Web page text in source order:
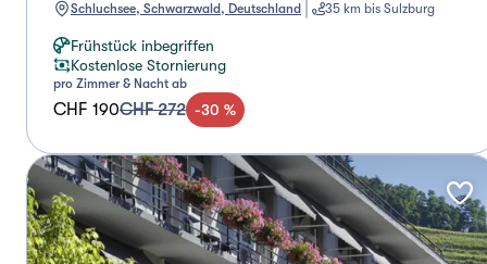
Schluchsee, Schwarzwald, Deutschland 35 km bis Sulzburg
Frühstück inbegriffen
Kostenlose Stornierung
pro Zimmer & Nacht ab
CHF 190CHF 272 -30 %